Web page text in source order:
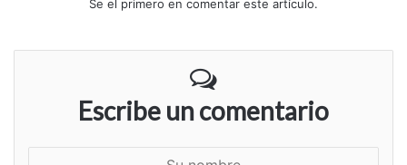
Se el primero en comentar este artículo.
Escribe un comentario